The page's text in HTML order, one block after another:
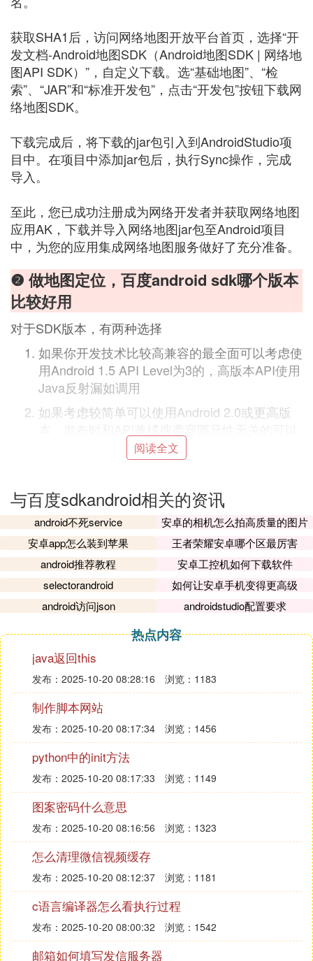
获取SHA1后，访问网络地图开放平台首页，选择“开
发文档-Android地图SDK（Android地图SDK | 网络地
图API SDK）”，自定义下载。选“基础地图”、“检
索”、“JAR”和“标准开发包”，点击“开发包”按钮下载网
络地图SDK。
下载完成后，将下载的jar包引入到AndroidStudio项
目中。在项目中添加jar包后，执行Sync操作，完成
导入。
至此，您已成功注册成为网络开发者并获取网络地图
应用AK，下载并导入网络地图jar包至Android项目
中，为您的应用集成网络地图服务做好了充分准备。
❷ 做地图定位，百度android sdk哪个版本
比较好用
对于SDK版本，有两种选择
如果你开发技术比较高兼容的最全面可以考虑使
用Android 1.5 API Level为3的，高版本API使用
Java反射漏如调用
如果考虑较简单可以使用Android 2.0或更高版
设置androidmanifest.xml中的minSDK版本来解
❸ 百度的地图 定位sdk是什么意思
软件开发工具包（外语首字母缩写：SDK、外语全
称：Software Development Kit）一般都是一些软件
工程师为特定的软件包李竖、软件框架、硬件平台、
操作系统等建立应用软件时的开发工具的集合。
网络地冲扰告图 Android SDK是一套基于Android 2.1
及以上版本设备的应用程序接口。
您可散明以使用该套 SDK开发适用于Android系统移
动设备的地图应用，通过调用地图SDK接口，您可以
轻松访问网络地图服务和数据，构建功能丰富、交互
性强的地图类应用程序。
❹ android百度地图怎么开发
一、基本概念：
（一）、网络地图：
网络地图 Android SDK是一套基于Android 2.1及以上
版本设备的应用程序接口。 您可以使用该套 SDK开
发适用于Android系统移动设备的地图应用，通过调
用地图SDK接口，您可以轻松访问网络地图服务和数
据， 构建功能丰富、交互性强的地图类应用程序。
网络地图Android SDK提供的所有服务是免费的，接
口使用无次数限制。您需申请密钥（key)后， 才可使
用网络地图Android SDK。
（二）、LBS：（Location based Service）基于位
置的服务
阅读全文
与百度sdkandroid相关的资讯
android不死service
安卓的相机怎么拍高质量的图片
安卓app怎么装到苹果
王者荣耀安卓哪个区最厉害
android推荐教程
安卓工控机如何下载软件
selectorandroid
如何让安卓手机变得更高级
android访问json
androidstudio配置要求
热点内容
java返回this
发布：2025-10-20 08:28:16 浏览：1183
制作脚本网站
发布：2025-10-20 08:17:34 浏览：1456
python中的init方法
发布：2025-10-20 08:17:33 浏览：1149
图案密码什么意思
发布：2025-10-20 08:16:56 浏览：1323
怎么清理微信视频缓存
发布：2025-10-20 08:12:37 浏览：1181
c语言编译器怎么看执行过程
发布：2025-10-20 08:00:32 浏览：1542
邮箱如何填写发信服务器